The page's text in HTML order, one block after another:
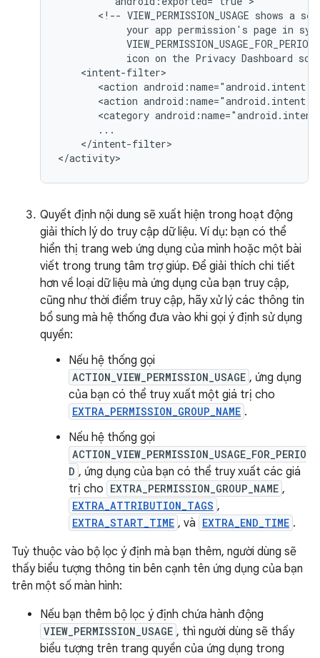
<!-- VIEW_PERMISSION_USAGE shows a
your app permission's page in
VIEW_PERMISSION_USAGE_FOR_PERIOD
icon on the Privacy Dashboard
<action
<action
<category
</intent-filter>
</activity>
Quyết định nội dung sẽ xuất hiện trong hoạt động
giải thích lý do truy cập dữ liệu. Ví dụ: bạn có thể
hiển thị trang web ứng dụng của mình hoặc một bài
viết trong trung tâm trợ giúp. Để giải thích chi tiết
hơn về loại dữ liệu mà ứng dụng của bạn truy cập,
cũng như thời điểm truy cập, hãy xử lý các thông tin
bổ sung mà hệ thống đưa vào khi gọi ý định sử dụng
quyền:
Nếu hệ thống gọi
ACTION_VIEW_PERMISSION_USAGE , ứng dụng
của bạn có thể truy xuất một giá trị cho
EXTRA_PERMISSION_GROUP_NAME .
Nếu hệ thống gọi
ACTION_VIEW_PERMISSION_USAGE_FOR_PERIO
D , ứng dụng của bạn có thể truy xuất các giá
trị cho EXTRA_PERMISSION_GROUP_NAME ,
EXTRA_ATTRIBUTION_TAGS ,
EXTRA_START_TIME , và EXTRA_END_TIME .
Tuỳ thuộc vào bộ lọc ý định mà bạn thêm, người dùng sẽ
thấy biểu tượng thông tin bên cạnh tên ứng dụng của bạn
trên một số màn hình:
Nếu bạn thêm bộ lọc ý định chứa hành động
VIEW_PERMISSION_USAGE , thì người dùng sẽ thấy
biểu tượng trên trang quyền của ứng dụng trong